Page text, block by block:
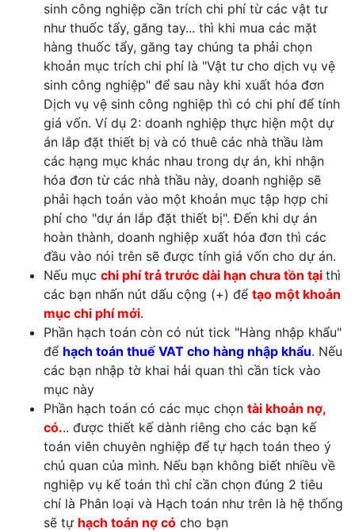
sinh công nghiệp cần trích chi phí từ các vật tư
như thuốc tẩy, găng tay... thì khi mua các mặt
hàng thuốc tẩy, găng tay chúng ta phải chọn
khoản mục trích chi phí là "Vật tư cho dịch vụ vệ
sinh công nghiệp" để sau này khi xuất hóa đơn
Dịch vụ vệ sinh công nghiệp thì có chi phí để tính
giá vốn. Ví dụ 2: doanh nghiệp thực hiện một dự
án lắp đặt thiết bị và có thuê các nhà thầu làm
các hạng mục khác nhau trong dự án, khi nhận
hóa đơn từ các nhà thầu này, doanh nghiệp sẽ
phải hạch toán vào một khoản mục tập hợp chi
phí cho "dự án lắp đặt thiết bị". Đến khi dự án
hoàn thành, doanh nghiệp xuất hóa đơn thì các
đầu vào nói trên sẽ được tính giá vốn cho dự án.
Nếu mục chi phí trả trước dài hạn chưa tồn tại thì
các bạn nhấn nút dấu cộng (+) để tạo một khoản
mục chi phí mới.
Phần hạch toán còn có nút tick "Hàng nhập khẩu"
để hạch toán thuế VAT cho hàng nhập khẩu. Nếu
các bạn nhập tờ khai hải quan thì cần tick vào
mục này
Phần hạch toán có các mục chọn tài khoản nợ,
có... được thiết kế dành riêng cho các bạn kế
toán viên chuyên nghiệp để tự hạch toán theo ý
chủ quan của mình. Nếu bạn không biết nhiều về
nghiệp vụ kế toán thì chỉ cần chọn đúng 2 tiêu
chí là Phân loại và Hạch toán như trên là hệ thống
sẽ tự hạch toán nợ có cho bạn